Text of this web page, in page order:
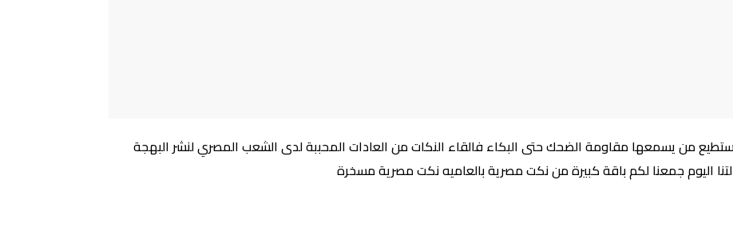
من يسمعها مقاومة الضحك حتى البكاء فالقاء النكات من العادات المحببة لدى الشعب المصري لنشر البهجة
اليوم جمعنا لكم باقة كبيرة من نكت مصرية بالعاميه نكت مصرية مسخرة